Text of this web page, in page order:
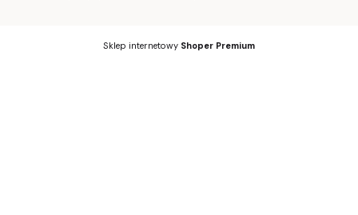
Sklep internetowy Shoper Premium